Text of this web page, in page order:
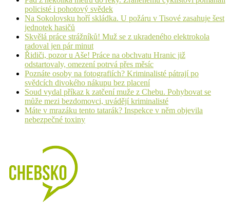
policisté i pohotový svědek
Na Sokolovsku hoří skládka. U požáru v Tisové zasahuje šest
jednotek hasičů
Skvělá práce strážníků! Muž se z ukradeného elektrokola
radoval jen pár minut
Řidiči, pozor u Aše! Práce na obchvatu Hranic již
odstartovaly, omezení potrvá přes měsíc
Poznáte osoby na fotografiích? Kriminalisté pátrají po
svědcích divokého nákupu bez placení
Soud vydal příkaz k zatčení muže z Chebu. Pohybovat se
může mezi bezdomovci, uvádějí kriminalisté
Máte v mrazáku tento tatarák? Inspekce v něm objevila
nebezpečné toxiny